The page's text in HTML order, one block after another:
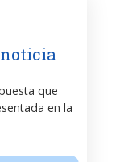
que
en la